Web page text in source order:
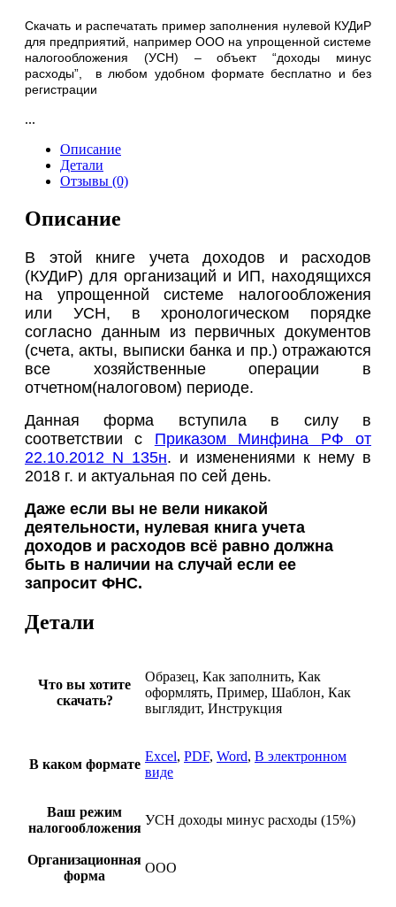
Скачать и распечатать пример заполнения нулевой КУДиР
для предприятий, например ООО на упрощенной системе
налогообложения (УСН) – объект “доходы минус
расходы”, в любом удобном формате бесплатно и без
регистрации
...
Описание
Детали
Отзывы (0)
Описание
В этой книге учета доходов и расходов
(КУДиР) для организаций и ИП, находящихся
на упрощенной системе налогообложения
или УСН, в хронологическом порядке
согласно данным из первичных документов
(счета, акты, выписки банка и пр.) отражаются
все хозяйственные операции в
отчетном(налоговом) периоде.
Данная форма вступила в силу в
соответствии с Приказом Минфина РФ от
22.10.2012 N 135н. и изменениями к нему в
2018 г. и актуальная по сей день.
Даже если вы не вели никакой
деятельности, нулевая книга учета
доходов и расходов всё равно должна
быть в наличии на случай если ее
запросит ФНС.
Детали
Что вы хотите
скачать?
Образец, Как заполнить, Как
оформлять, Пример, Шаблон, Как
выглядит, Инструкция
В каком формате
Excel, PDF, Word, В электронном
виде
Ваш режим
налогообложения
УСН доходы минус расходы (15%)
Организационная
форма
ООО